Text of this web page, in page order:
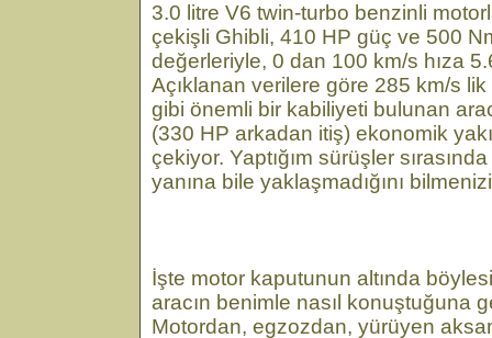
3.0 litre V6 twin-turbo benzinli
çekişli Ghibli, 410 HP güç ve 500
değerleriyle, 0 dan 100 km/s hıza
Açıklanan verilere göre 285 km/s
gibi önemli bir kabiliyeti bulunan
(330 HP arkadan itiş) ekonomik
çekiyor. Yaptığım sürüşler
yanına bile yaklaşmadığını
İşte motor kaputunun altında
aracın benimle nasıl konuştuğuna
Motordan, egzozdan, yürüyen